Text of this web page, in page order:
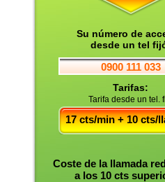
Su número de
desde un tel
0900 111 033
Tarifas:
Tarifa desde un tel.
17 cts/min + 10 cts/
Coste de la llamada
a los 10 cts